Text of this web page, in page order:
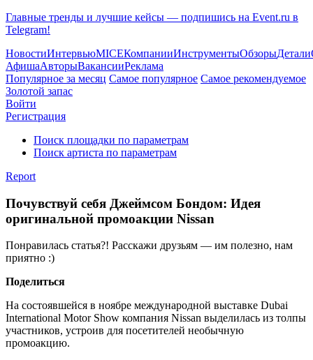
Главные тренды и лучшие кейсы — подпишись на Event.ru в
Telegram!
НовостиИнтервьюMICEКомпанииИнструментыОбзорыДетали
АфишаАвторыВакансииРеклама
Популярное за месяц Самое популярное Самое рекомендуемое
Золотой запас
Войти
Регистрация
Поиск площадки по параметрам
Поиск артиста по параметрам
Report
Почувствуй себя Джеймсом Бондом: Идея
оригинальной промоакции Nissan
Понравилась статья?! Расскажи друзьям — им полезно, нам
приятно :)
Поделиться
На состоявшейся в ноябре международной выставке Dubai
International Motor Show компания Nissan выделилась из толпы
участников, устроив для посетителей необычную
промоакцию.